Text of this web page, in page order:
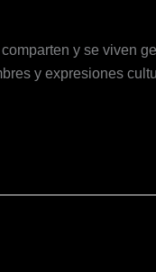
y se viven
y expresiones